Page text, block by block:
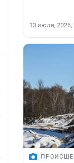
13 июля, 2026,